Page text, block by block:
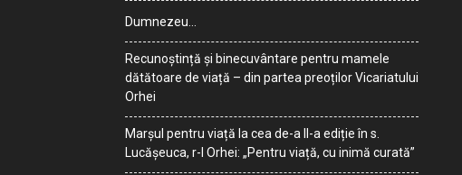
Dumnezeu…
Recunoștință și binecuvântare pentru mamele
dătătoare de viață – din partea preoților Vicariatului
Orhei
Marșul pentru viață la cea de-a II-a ediție în s.
Lucășeuca, r-l Orhei: „Pentru viață, cu inimă curată”